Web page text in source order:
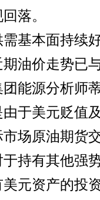
落。
本面持续好
油价走势已
能源分析师
于美元贬值
原油期货交
持有其他强
元资产的投